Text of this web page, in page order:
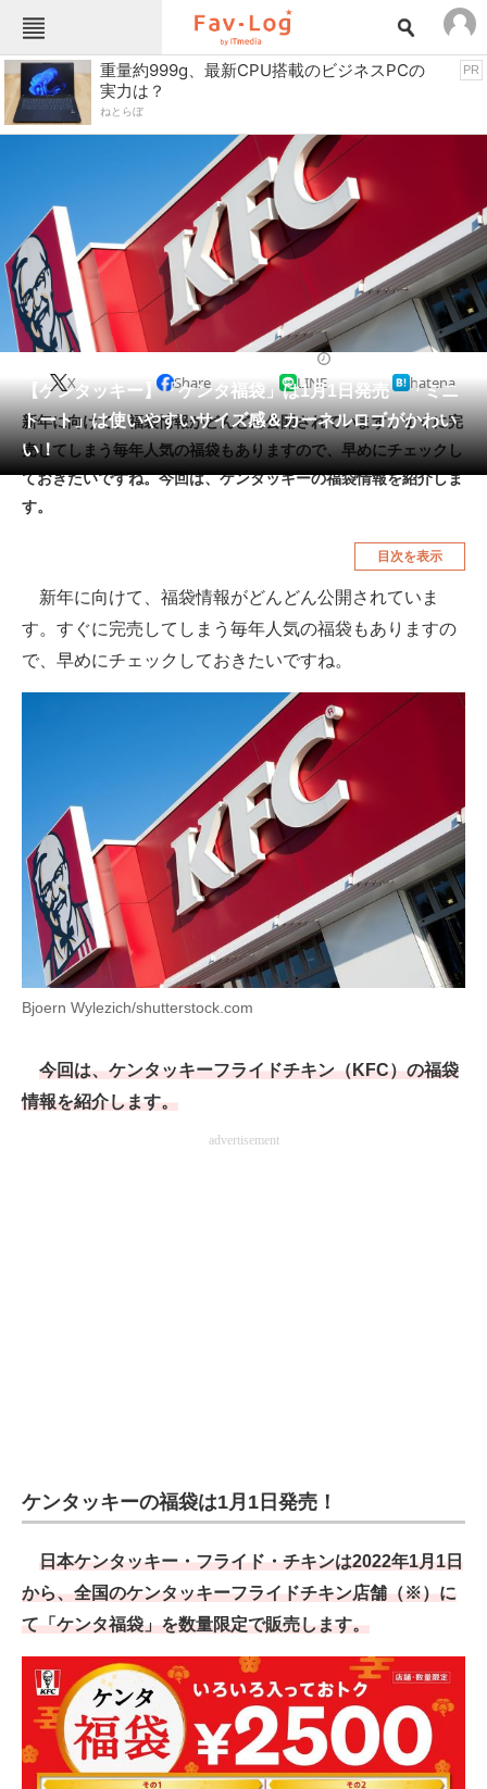
Fav-Logカテゴリー一覧
TOP
インテリア・収納 おもちゃ・ホビー
キッチン家電
キッチン用品 ゲーム
コンテンツ・サービス スイーツ・お菓子
スポーツ・レジャー スマホ・携帯電話
パソコン・タブレット ファッション
ペット 家電
工具・DIY 本・DVD・CD
生活家電 生活用品
空調・季節家電
釣り具・釣り用品 食品・飲料・お酒
スマホと通信の最新トレンド
進化するPCとデバイスの未来
好きが集まる 比べて選べる
ビジネスと働き方のヒント
AI活用のいまが分かる
企業ITのトレンドを詳説
経営リーダーのコミュニティ
ちょっと気になるネットの話題
重量約999g、最新CPU搭載のビジネスPCの
実力は？
ねとらぼ
PR
【ケンタッキー】「ケンタ福袋」は1月1日発売 「ミニ
トート」は使いやすいサイズ感＆カーネルロゴがかわい
い！
X Share LINE hatena
新年に向けて、福袋情報がどんどん公開されています。すぐに完
売してしまう毎年人気の福袋もありますので、早めにチェックし
ておきたいですね。今回は、ケンタッキーの福袋情報を紹介しま
す。
目次を表示
新年に向けて、福袋情報がどんどん公開されていま
す。すぐに完売してしまう毎年人気の福袋もありますの
で、早めにチェックしておきたいですね。
Bjoern Wylezich/shutterstock.com
今回は、ケンタッキーフライドチキン（KFC）の福袋
情報を紹介します。
advertisement
ケンタッキーの福袋は1月1日発売！
日本ケンタッキー・フライド・チキンは2022年1月1日
から、全国のケンタッキーフライドチキン店舗（※）に
て「ケンタ福袋」を数量限定で販売します。